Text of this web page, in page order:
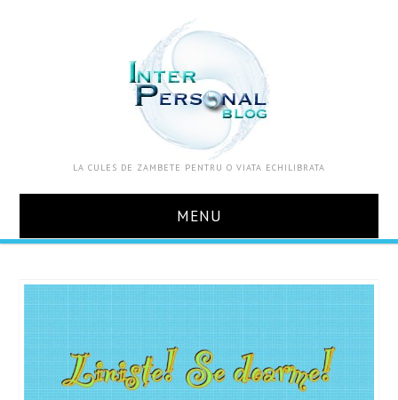
LA CULES DE ZAMBETE PENTRU O VIATA ECHILIBRATA
MENU
ZOOM IN VIATA